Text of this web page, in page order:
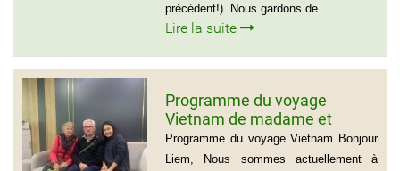
précédent!). Nous gardons de...
Lire la suite
Programme du voyage
Vietnam de madame et
Monsieur Michel et Michèle
LEROUX
Programme du voyage Vietnam Bonjour
Liem, Nous sommes actuellement à